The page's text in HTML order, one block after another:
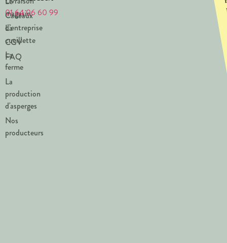
magasin
La
cueillette
La
ferme
La
production
d'asperges
Nos
producteurs
Cadeaux
d’entreprise
CGV
FAQ
01 64 06 60 99